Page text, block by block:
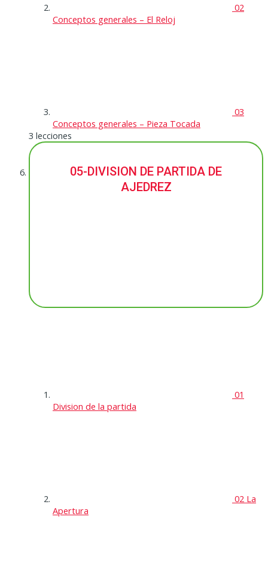
02
Conceptos generales – El Reloj
03
Conceptos generales – Pieza Tocada
3 lecciones
05-DIVISION DE PARTIDA DE
AJEDREZ
01
Division de la partida
02 La
Apertura